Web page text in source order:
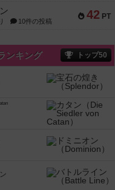
42 PT
10件の投稿
ンキング トップ50